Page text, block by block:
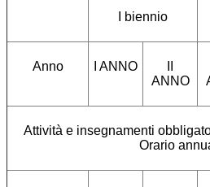
I biennio
Anno I ANNO
ANNO
Attività e insegnamenti
Orario